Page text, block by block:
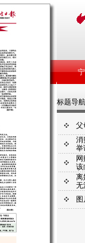
标题导航
父
消
举
该
离
无